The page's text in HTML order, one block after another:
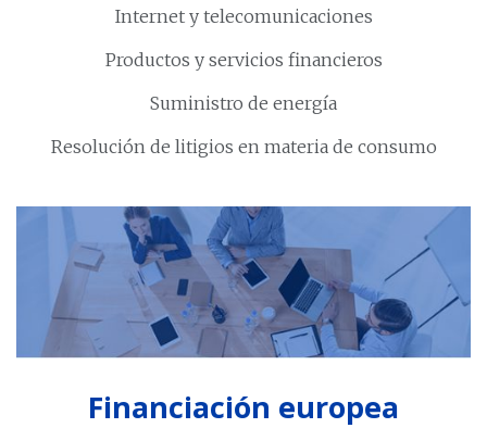
Internet y telecomunicaciones
Productos y servicios financieros
Suministro de energía
Resolución de litigios en materia de consumo
Financiación europea